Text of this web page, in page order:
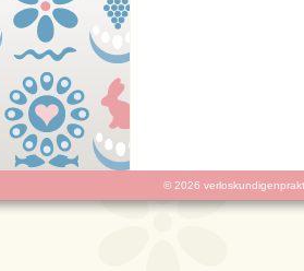
© 2026